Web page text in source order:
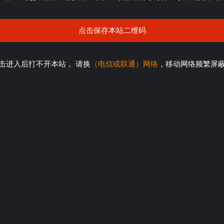
点击保存本站二维码
进入后打不开本站， 请换 （电信或联通）网络 ，移动网络频繁屏